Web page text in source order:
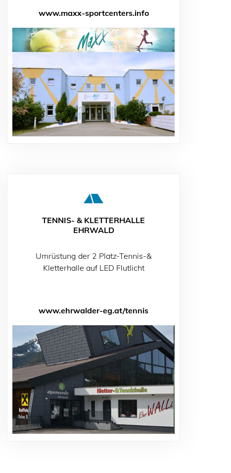
www.maxx-sportcenters.info
TENNIS- & KLETTERHALLE
EHRWALD
Umrüstung der 2 Platz-Tennis-&
Kletterhalle auf LED Flutlicht
www.ehrwalder-eg.at/tennis